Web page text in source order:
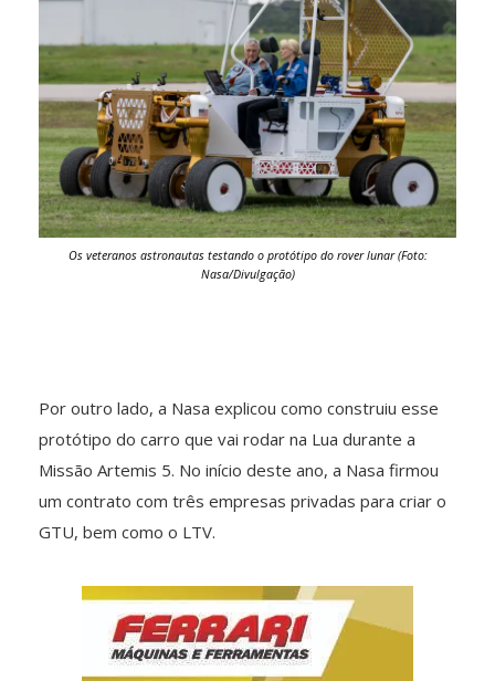
Os veteranos astronautas testando o protótipo do rover lunar (Foto:
Nasa/Divulgação)
Por outro lado, a Nasa explicou como construiu esse
protótipo do carro que vai rodar na Lua durante a
Missão Artemis 5. No início deste ano, a Nasa firmou
um contrato com três empresas privadas para criar o
GTU, bem como o LTV.